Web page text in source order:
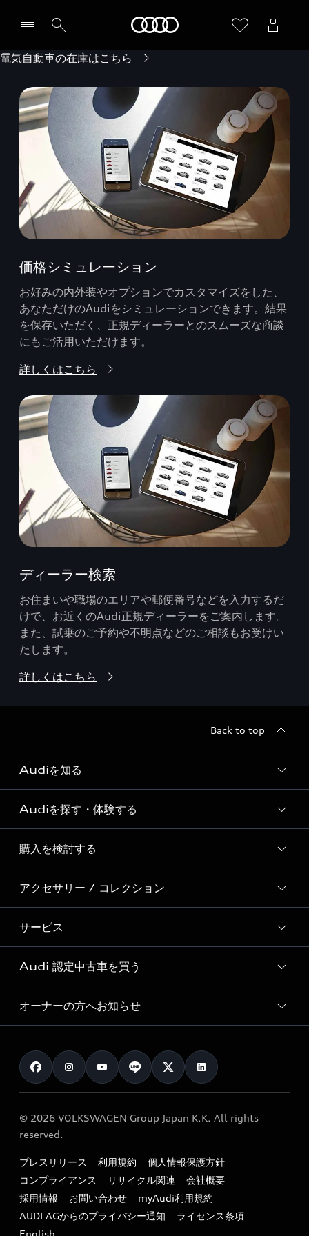
電気自動車の在庫はこちら
価格シミュレーション
お好みの内外装やオプションでカスタマイズをした、
あなただけのAudiをシミュレーションできます。結果
を保存いただく、正規ディーラーとのスムーズな商談
にもご活用いただけます。
詳しくはこちら
ディーラー検索
お住まいや職場のエリアや郵便番号などを入力するだ
けで、お近くのAudi正規ディーラーをご案内します。
また、試乗のご予約や不明点などのご相談もお受けい
たします。
詳しくはこちら
Back to top
Audiを知る
Audi ブランド
Story of Progress
Audi Sport
Formula 1®
デジタルサービス
Audiを探す・体験する
ディーラー検索
新車在庫検索
試乗車・展示車検索
見積り依頼
試乗予約
購入を検討する
モデル一覧
特別仕様モデル / 限定モデル
e-tronラインアップ
価格シミュレーション
車両比較
カタログ一覧
アクセサリー / コレクション
純正アクセサリー
オンラインショップ
Audi collection
アウディナビアプリ
サービス
サービス入庫予約
サービスプログラム
メンテナンス
車検 / 定期点検
e-tronアフターサポート
myAudi
Audi 認定中古車を買う
Audi認定中古車
クオリティ
保証
メンテナンス
ファイナンス
キャンペーン / イベント
買取査定
オーナーの方へお知らせ
お知らせ
オーナー様向けキャンペーン
特定整備適用車一覧
リサイクル法
よくある質問（FAQ）
© 2026 VOLKSWAGEN Group Japan K.K. All rights
reserved.
プレスリリース 利用規約
個人情報保護方針
コンプライアンス
リサイクル関連
会社概要
採用情報
お問い合わせ
myAudi利用規約
AUDI AGからのプライバシー通知
ライセンス条項
English